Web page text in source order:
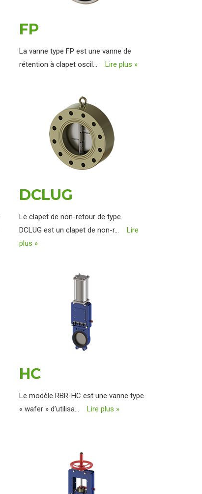
FP
La vanne type FP est une vanne de
rétention à clapet oscil... Lire plus »
DCLUG
Le clapet de non-retour de type
DCLUG est un clapet de non-r... Lire
plus »
HC
Le modèle RBR-HC est une vanne type
« wafer » d’utilisa... Lire plus »